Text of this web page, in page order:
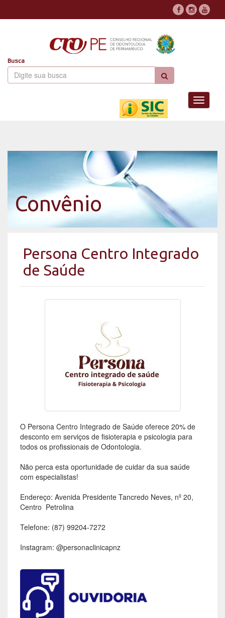
Busca
Toggle
Convênio
Persona Centro Integrado
de Saúde
O Persona Centro Integrado de Saúde oferece 20% de
desconto em serviços de fisioterapia e psicologia para
todos os profissionais de Odontologia.
Não perca esta oportunidade de cuidar da sua saúde
com especialistas!
Endereço: Avenida Presidente Tancredo Neves, nº 20,
Centro  Petrolina
Telefone: (87) 99204-7272
Instagram: @personaclinicapnz